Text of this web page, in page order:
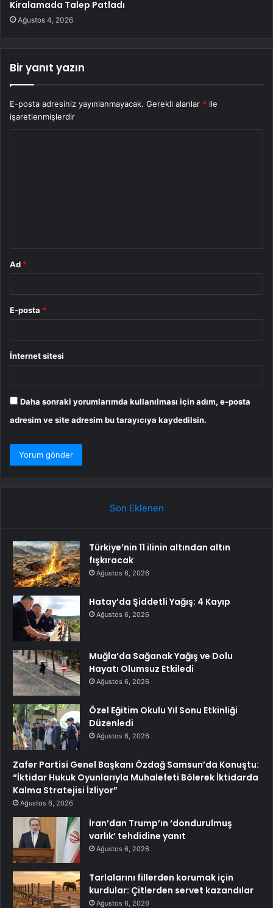
Kiralamada Talep Patladı
Ağustos 4, 2026
Bir yanıt yazın
E-posta adresiniz yayınlanmayacak. Gerekli alanlar * ile
işaretlenmişlerdir
Ad *
E-posta *
İnternet sitesi
Daha sonraki yorumlarımda kullanılması için adım, e-posta
adresim ve site adresim bu tarayıcıya kaydedilsin.
Son Eklenen
Türkiye’nin 11 ilinin altından altın
fışkıracak
Ağustos 6, 2026
Hatay’da Şiddetli Yağış: 4 Kayıp
Ağustos 6, 2026
Muğla’da Sağanak Yağış ve Dolu
Hayatı Olumsuz Etkiledi
Ağustos 6, 2026
Özel Eğitim Okulu Yıl Sonu Etkinliği
Düzenledi
Ağustos 6, 2026
Zafer Partisi Genel Başkanı Özdağ Samsun’da Konuştu:
“İktidar Hukuk Oyunlarıyla Muhalefeti Bölerek İktidarda
Kalma Stratejisi İzliyor”
Ağustos 6, 2026
İran’dan Trump’ın ‘dondurulmuş
varlık’ tehdidine yanıt
Ağustos 6, 2026
Tarlalarını fillerden korumak için
kurdular: Çitlerden servet kazandılar
Ağustos 6, 2026